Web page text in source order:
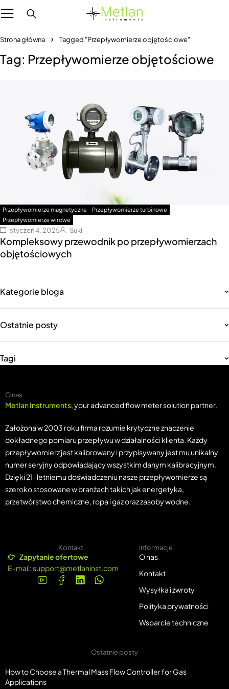
Strona główna Tagged "Przepływomierze objętościowe"
Tag: Przepływomierze objętościowe
Przepływomierze magnetyczne
Przepływomierze turbinowe
Przepływomierze wirowe
styczeń 4, 2025 Suki
Kompleksowy przewodnik po przepływomierzach
objętościowych
Kategorie bloga
Ostatnie posty
Tagi
O nas
Metlan Instruments, your advanced flow meter solution partner.
Założona w 2003 roku firma rozumie krytyczne znaczenie
dokładnego pomiaru przepływu w działalności klienta. Każdy
przepływomierz jest kalibrowany i przypisywany jest mu unikalny
numer seryjny odpowiadający wszystkim danym kalibracyjnym.
Dzięki 21-letniemu doświadczeniu nasze przepływomierze są
szeroko stosowane w branżach takich jak energetyka,
przetwórstwo chemiczne, ropa i gaz oraz zasoby wodne.
Kontakt
Zapytanie ofertowe
E-mail:support@metlaninst.com
Informacje
O nas
Kontakt
Wysyłka i zwroty
Polityka prywatności
Wsparcie techniczne
Ostatnie posty
How to Choose a Thermal Mass Flow Controller for Gas
Applications